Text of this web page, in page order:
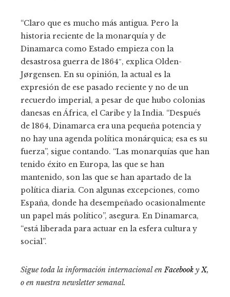
“Claro que es mucho más antigua. Pero la
historia reciente de la monarquía y de
Dinamarca como Estado empieza con la
desastrosa guerra de 1864″, explica Olden-
Jørgensen. En su opinión, la actual es la
expresión de ese pasado reciente y no de un
recuerdo imperial, a pesar de que hubo colonias
danesas en África, el Caribe y la India. “Después
de 1864, Dinamarca era una pequeña potencia y
no hay una agenda política monárquica; esa es su
fuerza”, sigue contando. “Las monarquías que han
tenido éxito en Europa, las que se han
mantenido, son las que se han apartado de la
política diaria. Con algunas excepciones, como
España, donde ha desempeñado ocasionalmente
un papel más político”, asegura. En Dinamarca,
“está liberada para actuar en la esfera cultura y
social”.
Sigue toda la información internacional enFacebook yX,
o en nuestra newsletter semanal.